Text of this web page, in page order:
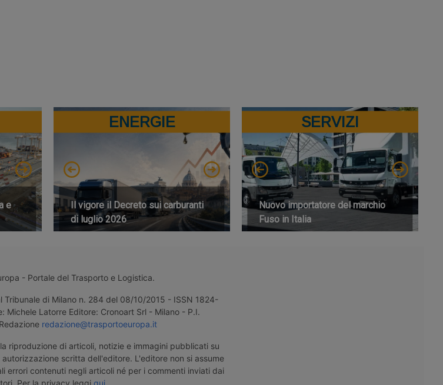
e
ENERGIE
Il vigore il Decreto sui carburanti
di luglio 2026
SERVIZI
Nuovo importatore del marchio
Fuso in Italia
- Portale del Trasporto e Logistica.
Tribunale di Milano n. 284 del 08/10/2015 - ISSN 1824-
Michele Latorre Editore: Cronoart Srl - Milano - P.I.
redazione@trasportoeuropa.it
riproduzione di articoli, notizie e immagini pubblicati su
scritta dell'editore. L'editore non si assume
errori contenuti negli articoli né per i commenti inviati dai
Per la privacy leggi qui